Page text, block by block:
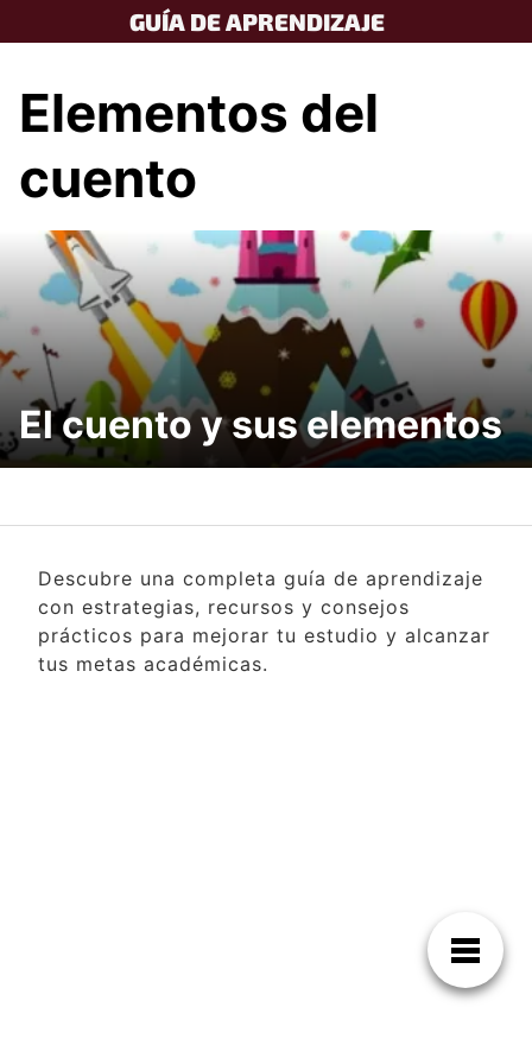
to
GUÍA DE APRENDIZAJE
Elementos del
cuento
El cuento y sus elementos
Descubre una completa guía de aprendizaje
con estrategias, recursos y consejos
prácticos para mejorar tu estudio y alcanzar
tus metas académicas.